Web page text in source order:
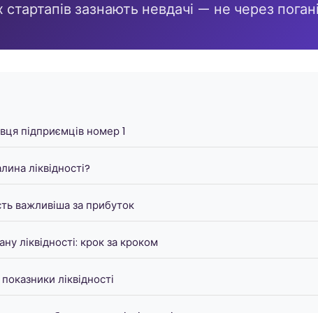
стартапів зазнають невдачі — не через погані
підприємців номер 1
ліквідності?
важливіша за прибуток
ліквідності: крок за кроком
ліквідності